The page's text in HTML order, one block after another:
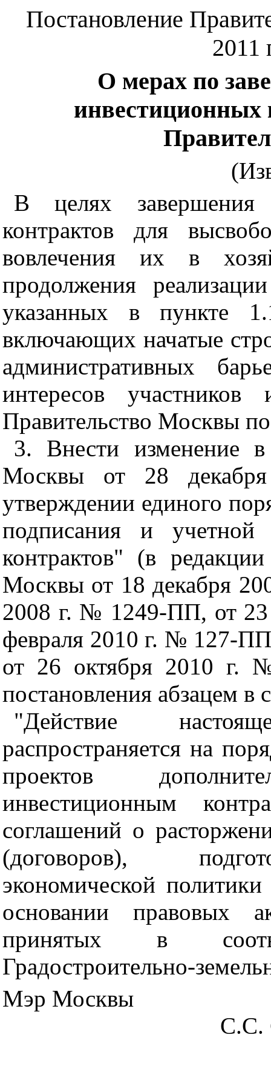
Постановление
О мерах по
инвестиционных
В целях завершения
контрактов для
вовлечения их в
продолжения
указанных в пункте
включающих начатые
административных
интересов участников
Правительство Москвы
3. Внести изменение в
Москвы от 28
утверждении единого
подписания и учетной
контрактов" (в
Москвы от 18 декабря
2008 г. № 1249-ПП, от
февраля 2010 г. № 127-
от 26 октября 2010 г.
постановления абзацем
"Действие
распространяется на
проектов
инвестиционным
соглашений о
(договоров),
экономической
основании правовых
принятых в
Градостроительно-
Мэр Москвы
С.С.